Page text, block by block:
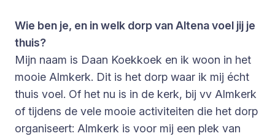
Wie ben je, en in welk dorp van Altena voel jij je
thuis?
Mijn naam is Daan Koekkoek en ik woon in het
mooie Almkerk. Dit is het dorp waar ik mij écht
thuis voel. Of het nu is in de kerk, bij vv Almkerk
of tijdens de vele mooie activiteiten die het dorp
organiseert: Almkerk is voor mij een plek van